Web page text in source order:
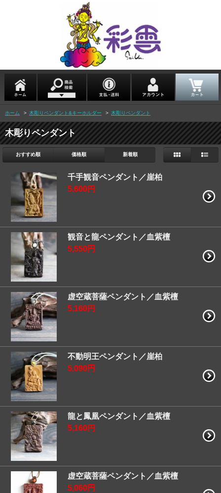
ホーム > 木彫りペンダント&キーホルダー > 木彫りペンダント
木彫りペンダント
おすすめ順 価格順 新着順
千手観音ペンダント／崖柏
5,600円
観音と龍ペンダント／血紫檀
5,550円
虚空蔵菩薩ペンダント／血紫檀
5,160円
不動明王ペンダント／崖柏
5,090円
龍と鳳凰ペンダント／血紫檀
5,160円
虚空蔵菩薩ペンダント／血紫檀
5,060円